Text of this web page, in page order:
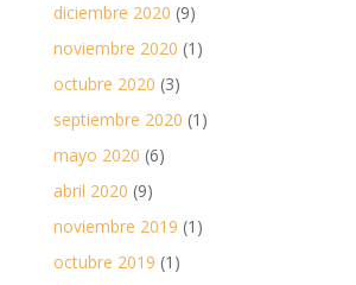
diciembre 2020 (9)
noviembre 2020 (1)
octubre 2020 (3)
septiembre 2020 (1)
mayo 2020 (6)
abril 2020 (9)
noviembre 2019 (1)
octubre 2019 (1)